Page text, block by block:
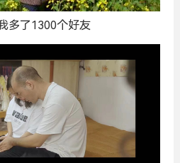
多了1300个好友